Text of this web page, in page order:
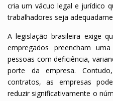
cria um vácuo legal e jurídico
trabalhadores seja
A legislação brasileira exige
empregados preencham
pessoas com deficiência,
porte da empresa.
contratos, as empresas
reduzir significativamente o